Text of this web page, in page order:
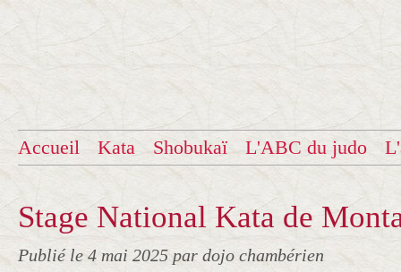
Accueil Kata Shobukaï L'ABC du judo
Stage National Kata de
Publié le 4 mai 2025 par dojo chambérien